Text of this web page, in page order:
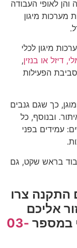
לאופי העבודה
מערכות מיגון
מיגון לכלי
דיזל או בנזין,
הפעילות
כך שגם גנבים
ובנוסף, כל
עמידים בפני
בראש שקט, גם
התקנה צרו
אליכם
במספר 03-